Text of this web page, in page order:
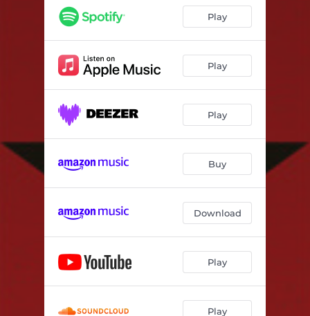
Play
Play
Play
Buy
Download
Play
Play